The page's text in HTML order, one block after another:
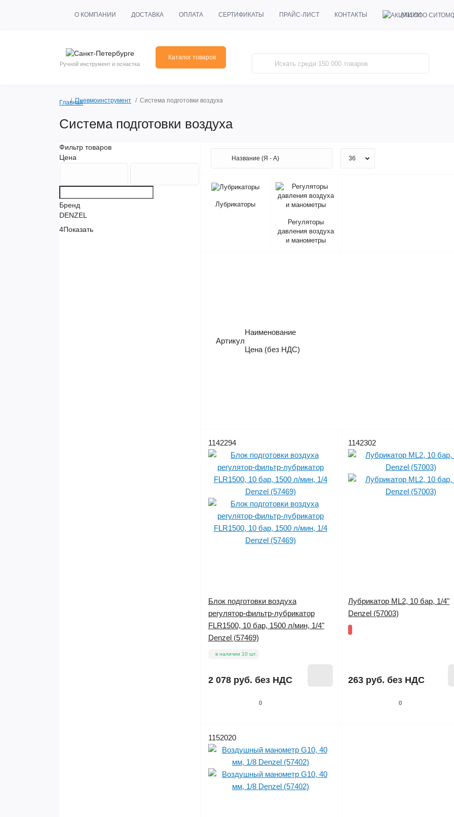
О КОМПАНИИ ДОСТАВКА ОПЛАТА СЕРТИФИКАТЫ ПРАЙС-ЛИСТ КОНТАКТЫ АКЦИИ
Ручной инструмент и оснастка
Каталог товаров
ГлавнаяПневмоинструмент Система подготовки воздуха
Система подготовки воздуха
Фильтр товаров
Цена
Бренд
DENZEL
4Показать
Лубрикаторы
Регуляторы
давления воздуха
и манометры
Артикул
Наименование
Цена (без НДС)
1142294
0
Блок подготовки воздуха
регулятор-фильтр-лубрикатор
FLR1500, 10 бар, 1500 л/мин, 1/4"
Denzel (57469)
в наличии 10 шт.
2 078 руб. без НДС
1142302
0
Лубрикатор ML2, 10 бар, 1/4"
Denzel (57003)
263 руб. без НДС
1152020